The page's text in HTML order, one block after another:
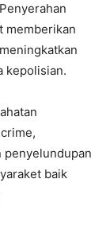
memberikan
kepolisian.
penyelundupan
baik